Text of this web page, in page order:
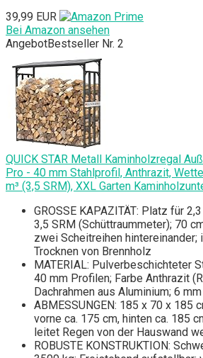
39,99 EUR
Bei Amazon ansehen
AngebotBestseller Nr. 2
QUICK STAR Metall Kaminholzregal
Pro - 40 mm Stahlprofil, Anthrazit,
m³ (3,5 SRM), XXL Garten
GROSSE KAPAZITÄT: Platz für
3,5 SRM (Schüttraummeter); 70
zwei Scheitreihen hintereinander;
Trocknen von Brennholz
MATERIAL: Pulverbeschichteter
40 mm Profilen; Farbe Anthrazit
Dachrahmen aus Aluminium; 6
ABMESSUNGEN: 185 x 70 x 185
vorne ca. 175 cm, hinten ca. 185
leitet Regen von der Hauswand
ROBUSTE KONSTRUKTION: